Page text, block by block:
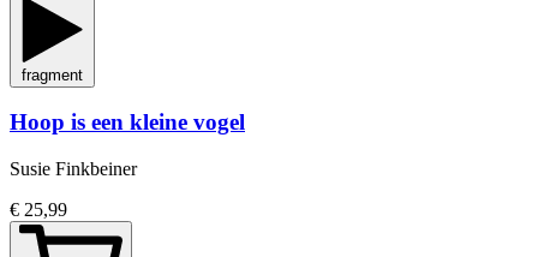
fragment
Hoop is een kleine vogel
Susie Finkbeiner
€ 25,99